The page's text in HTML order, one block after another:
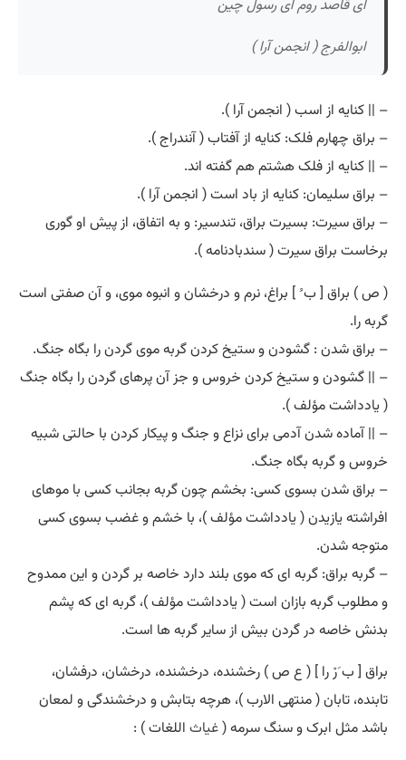
ای قاصد روم ای رسول چین
ابوالفرج ( انجمن آرا )
– || کنایه از اسب ( انجمن آرا ).
– براق چهارم فلک: کنایه از آفتاب ( آنندراج ).
– || کنایه از فلک هشتم هم گفته اند.
– براق سلیمان: کنایه از باد است ( انجمن آرا ).
– براق سیرت: بسیرت براق، تندسیر: و به اتفاق، از پیش او گوری
برخاست براق سیرت ( سندبادنامه ).
( ص ) براق [ ب ُ ] براغ، نرم و درخشان و انبوه موی، و آن صفتی است
گربه را.
– براق شدن : گشودن و ستیخ کردن گربه موی گردن را بگاه جنگ.
– || گشودن و ستیخ کردن خروس و جز آن پرهای گردن را بگاه جنگ
( یادداشت مؤلف ).
– || آماده شدن آدمی برای نزاع و جنگ و پیکار کردن با حالتی شبیه
خروس و گربه بگاه جنگ.
– براق شدن بسوی کسی: بخشم چون گربه بجانب کسی با موهای
افراشته یازیدن ( یادداشت مؤلف )، با خشم و غضب بسوی کسی
متوجه شدن.
– گربه براق: گربه ای که موی بلند دارد خاصه بر گردن و این ممدوح
و مطلوب گربه بازان است ( یادداشت مؤلف )، گربه ای که پشم
بدنش خاصه در گردن بیش از سایر گربه ها است.
براق [ ب َرْ را ] ( ع ص ) رخشنده، درخشنده، درخشان، درفشان،
تابنده، تابان ( منتهی الارب )، هرچه بتابش و درخشندگی و لمعان
باشد مثل ابرک و سنگ سرمه (غیاث اللغات ) :